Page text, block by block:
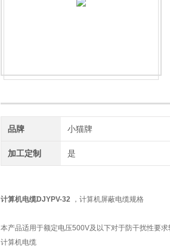
品牌 小猫牌
加工定制 是
计算机电缆DJYPV-32 ，计算机屏蔽电缆规格
本产品适用于额定电压500V及以下对于防干扰性要
计算机电缆